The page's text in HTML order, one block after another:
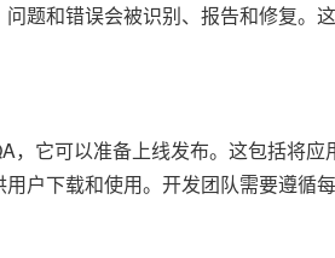
题和错误会被识别、报告和修复。
，它可以准备上线发布。这包括将
户下载和使用。开发团队需要遵循